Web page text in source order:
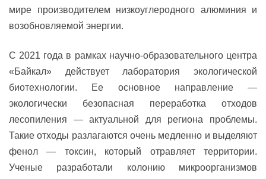
мире производителем низкоуглеродного алюминия и
возобновляемой энергии.
С 2021 года в рамках научно-образовательного центра
«Байкал» действует лаборатория экологической
биотехнологии. Ее основное направление —
экологически безопасная переработка отходов
лесопиления — актуальной для региона проблемы.
Такие отходы разлагаются очень медленно и выделяют
фенол — токсин, который отравляет территории.
Ученые разработали колонию микроорганизмов